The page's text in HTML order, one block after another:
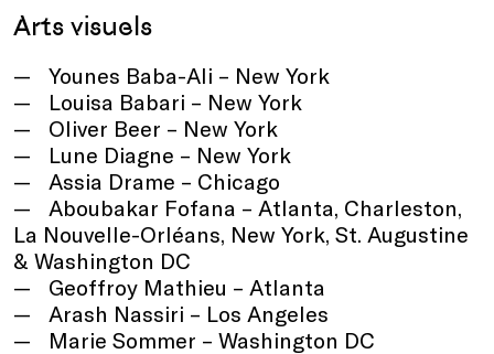
Arts visuels
Younes Baba-Ali – New York
Louisa Babari – New York
Oliver Beer – New York
Lune Diagne – New York
Assia Drame – Chicago
Aboubakar Fofana – Atlanta, Charleston,
La Nouvelle-Orléans, New York, St. Augustine
& Washington DC
Geoffroy Mathieu – Atlanta
Arash Nassiri – Los Angeles
Marie Sommer – Washington DC